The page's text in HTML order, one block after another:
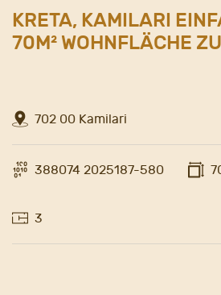
KRETA, KAMILARI
70M² WOHNFLÄCHE
702 00 Kamilari
388074 2025187-580
3